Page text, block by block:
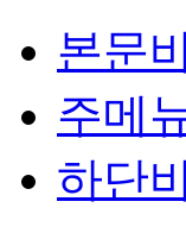
본문
주메
하단